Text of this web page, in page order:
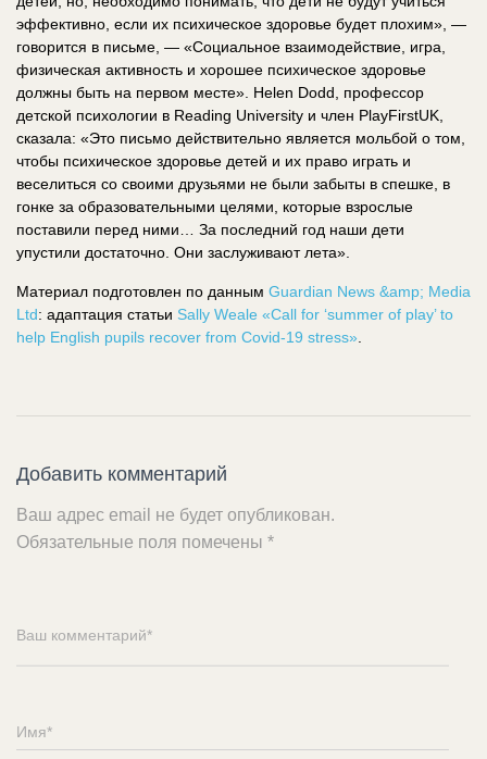
эффективно, если их психическое здоровье будет плохим», —
говорится в письме, — «Социальное взаимодействие, игра,
физическая активность и хорошее психическое здоровье
должны быть на первом месте». Helen Dodd, профессор
детской психологии в Reading University и член PlayFirstUK,
сказала: «Это письмо действительно является мольбой о том,
чтобы психическое здоровье детей и их право играть и
веселиться со своими друзьями не были забыты в спешке, в
гонке за образовательными целями, которые взрослые
поставили перед ними… За последний год наши дети
упустили достаточно. Они заслуживают лета».
Материал подготовлен по данным Guardian News &amp; Media
Ltd: адаптация статьи Sally Weale «Call for ‘summer of play’ to
help English pupils recover from Covid-19 stress»
Добавить комментарий
Ваш адрес email не будет опубликован.
Обязательные поля помечены *